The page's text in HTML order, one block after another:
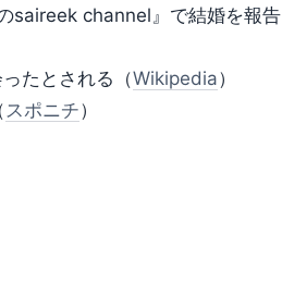
saireek channel』で結婚を報告
たとされる（Wikipedia）
スポニチ）